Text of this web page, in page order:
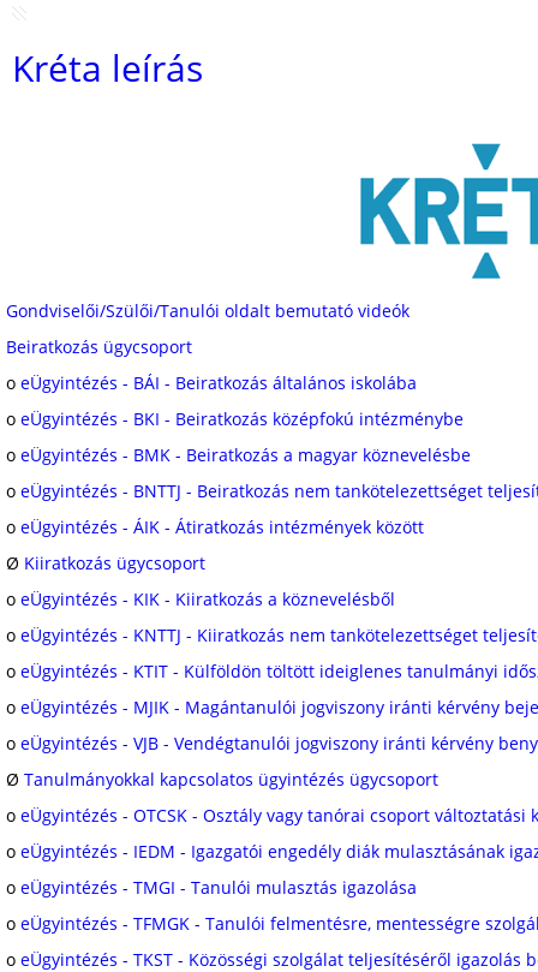
Kréta leírás
Gondviselői/Szülői/Tanulói oldalt bemutató videók
Beiratkozás ügycsoport
o eÜgyintézés - BÁI - Beiratkozás általános iskolába
o eÜgyintézés - BKI - Beiratkozás középfokú intézménybe
o eÜgyintézés - BMK - Beiratkozás a magyar köznevelésbe
o eÜgyintézés - BNTTJ - Beiratkozás nem tankötelezettséget
o eÜgyintézés - ÁIK - Átiratkozás intézmények között
Ø Kiiratkozás ügycsoport
o eÜgyintézés - KIK - Kiiratkozás a köznevelésből
o eÜgyintézés - KNTTJ - Kiiratkozás nem tankötelezettséget
o eÜgyintézés - KTIT - Külföldön töltött ideiglenes tanulmányi
o eÜgyintézés - MJIK - Magántanulói jogviszony iránti kérvény
o eÜgyintézés - VJB - Vendégtanulói jogviszony iránti kérvény
Ø Tanulmányokkal kapcsolatos ügyintézés ügycsoport
o eÜgyintézés - OTCSK - Osztály vagy tanórai csoport változtatási
o eÜgyintézés - IEDM - Igazgatói engedély diák mulasztásának
o eÜgyintézés - TMGI - Tanulói mulasztás igazolása
o eÜgyintézés - TFMGK - Tanulói felmentésre, mentességre
o eÜgyintézés - TKST - Közösségi szolgálat teljesítéséről igazolás